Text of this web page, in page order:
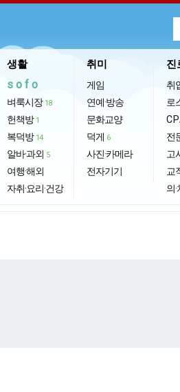
생활
sofo
벼룩시장 18
헌책방 1
복덕방 14
알바·과외 5
여행·해외
자취·요리·건강
취미
게임
연예·방송
문화교양
덕게 6
사진·카메라
전자기기
진
취
로
전
고
교
의·